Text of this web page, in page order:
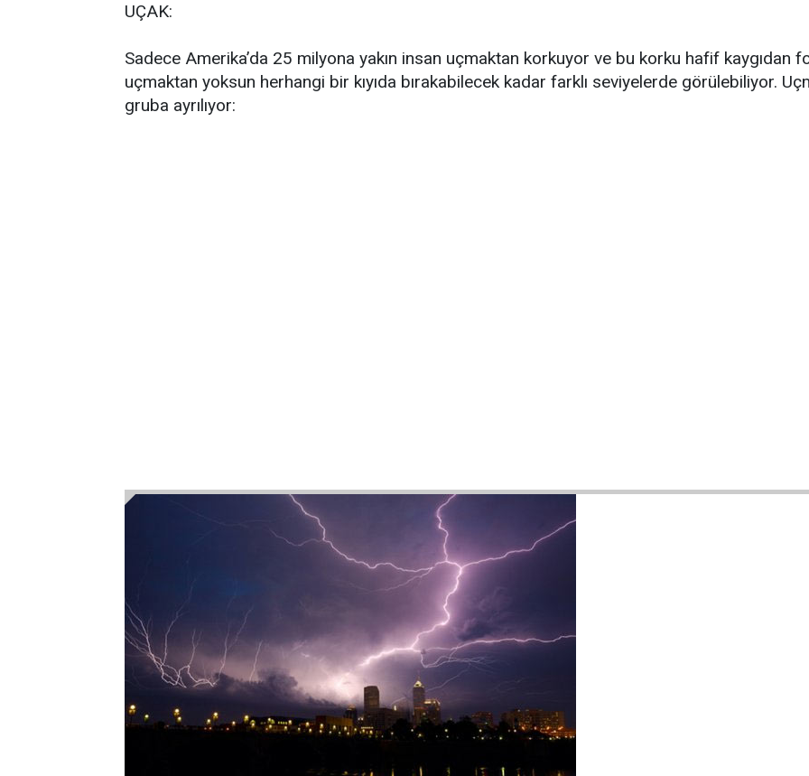
UÇAK:
Sadece Amerika’da 25 milyona yakın insan uçmaktan korkuyor ve bu korku hafif kaygıdan
uçmaktan yoksun herhangi bir kıyıda bırakabilecek kadar farklı seviyelerde görülebiliyor.
gruba ayrılıyor: